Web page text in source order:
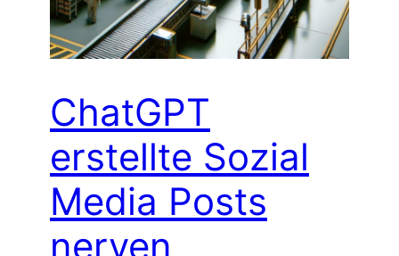
ChatGPT
erstellte Sozial
Media Posts
nerven